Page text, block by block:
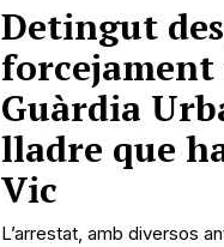
Detingut
forcejament
Guàrdia
lladre que
Vic
L’arrestat, amb diversos